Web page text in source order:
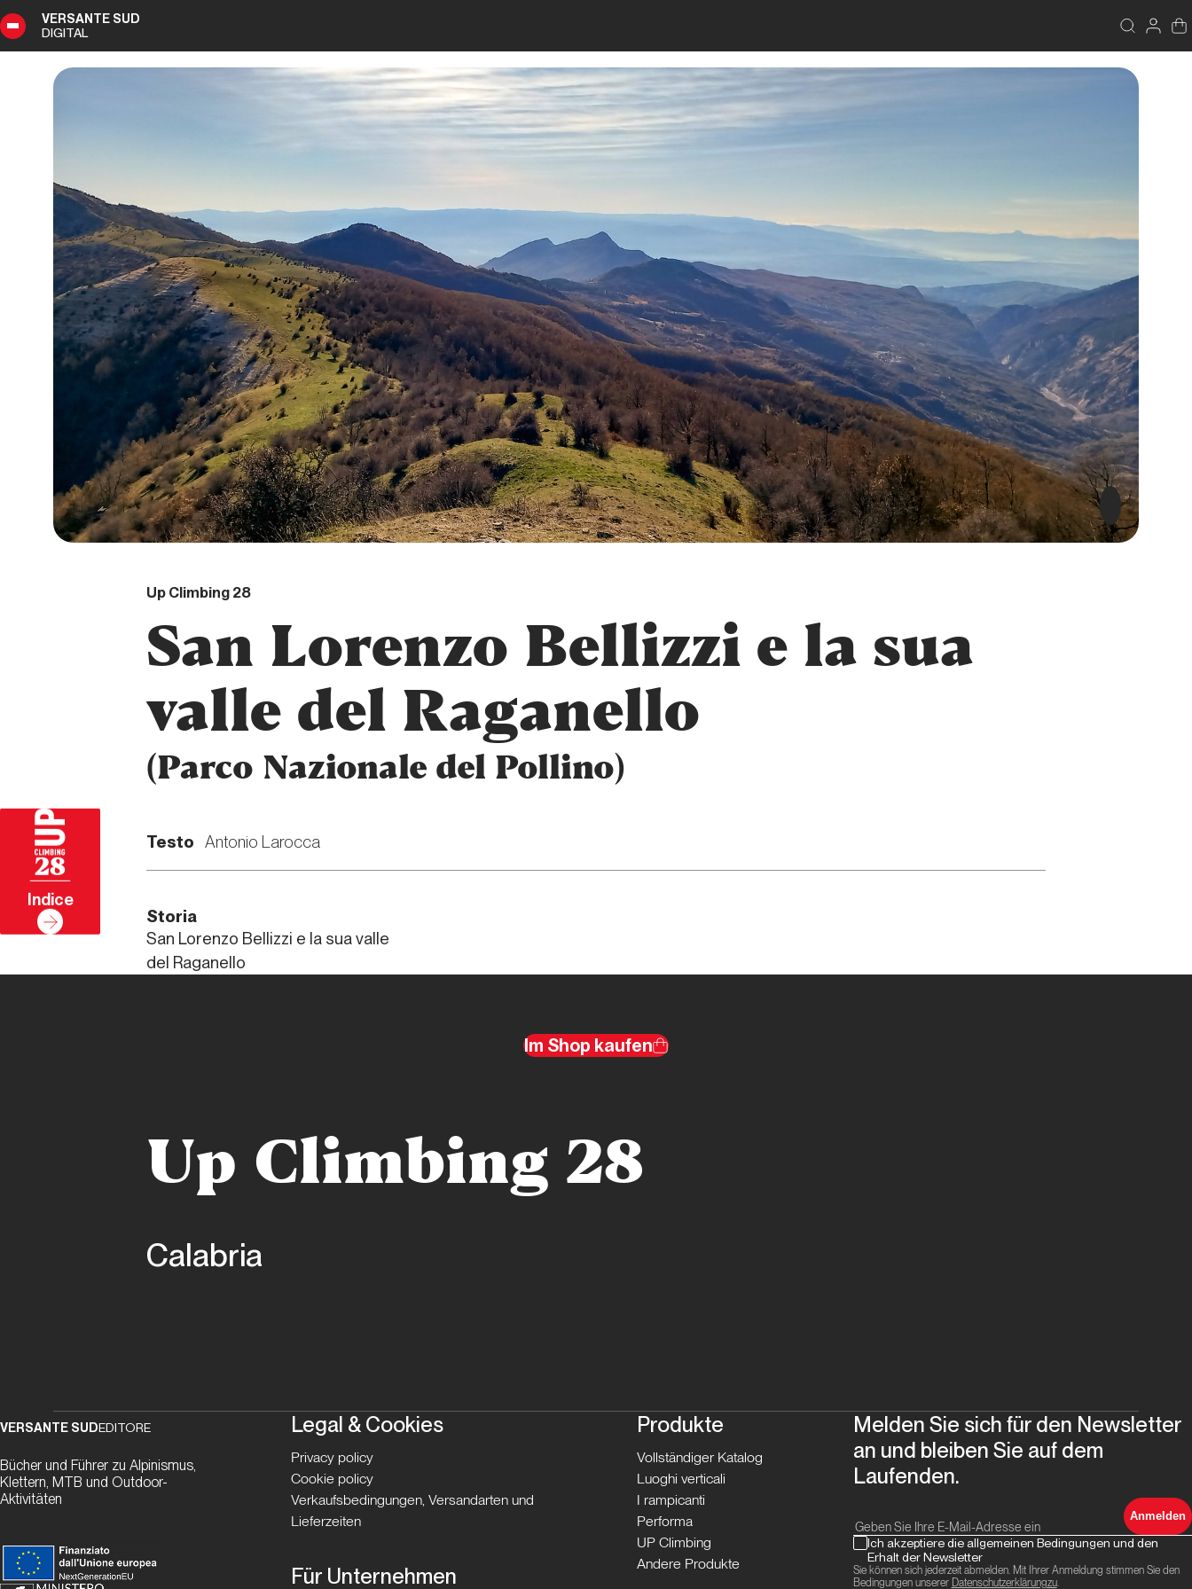
VERSANTE SUD
DIGITAL
28
Indice
San Lorenzo Bellizzi e la sua
valle del Raganello
(Parco Nazionale del Pollino)
Up Climbing 28
Testo Antonio Larocca
Storia
San Lorenzo Bellizzi e la sua valle
del Raganello
Up Climbing 28
Calabria
Im Shop kaufen
VERSANTE SUDEDITORE
Bücher und Führer zu Alpinismus,
Klettern, MTB und Outdoor-
Aktivitäten
Legal & Cookies
Privacy policy
Cookie policy
Verkaufsbedingungen, Versandarten und
Lieferzeiten
Für Unternehmen
Produkte
Vollständiger Katalog
Luoghi verticali
I rampicanti
Performa
UP Climbing
Andere Produkte
Melden Sie sich für den Newsletter
an und bleiben Sie auf dem
Laufenden.
Anmelden
Ich akzeptiere die allgemeinen Bedingungen und den
Erhalt der Newsletter
Sie können sich jederzeit abmelden. Mit Ihrer Anmeldung stimmen Sie den
Bedingungen unserer Datenschutzerklärungzu.